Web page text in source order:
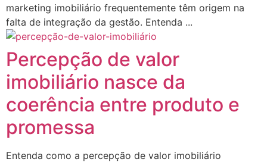
marketing imobiliário frequentemente têm origem na
falta de integração da gestão. Entenda ...
Percepção de valor
imobiliário nasce da
coerência entre produto e
promessa
Entenda como a percepção de valor imobiliário